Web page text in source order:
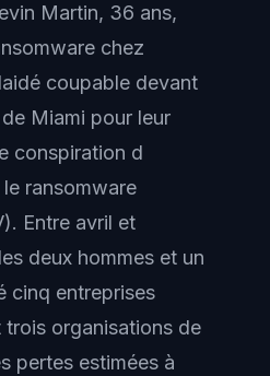
Martin, 36 ans,
chez
coupable devant
Miami pour leur
conspiration d
ransomware
Entre avril et
deux hommes et un
cinq entreprises
trois organisations de
pertes estimées à